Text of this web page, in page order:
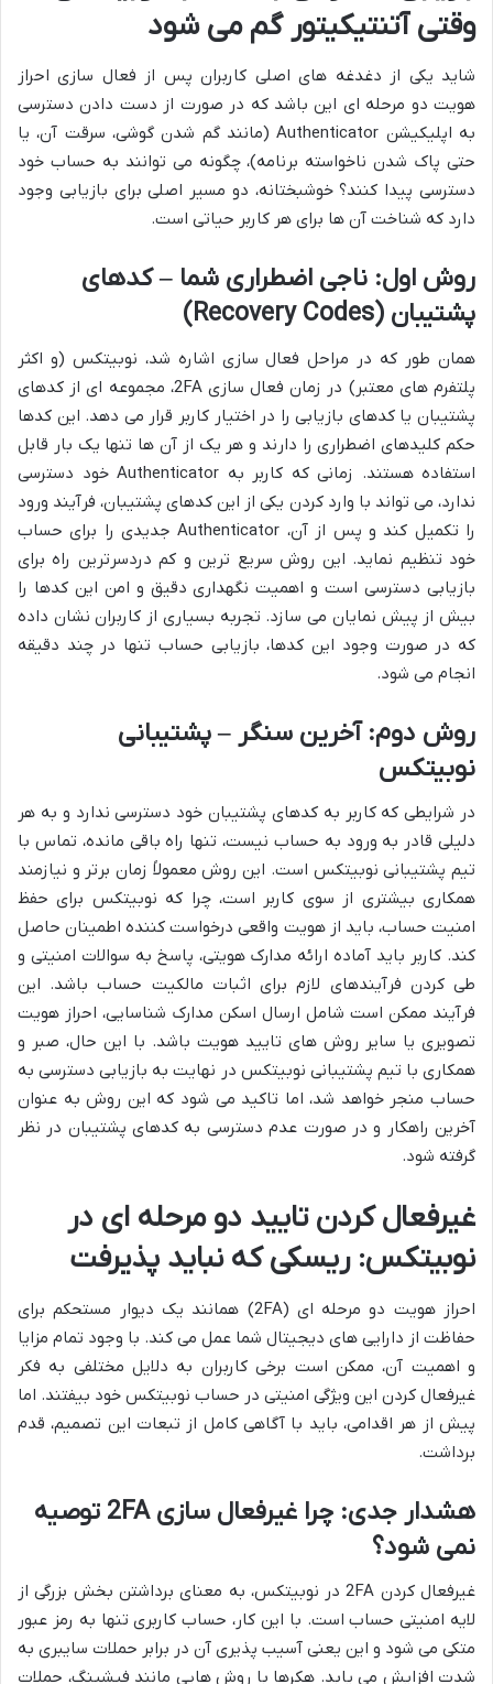
وقتی آتنتیکیتور گم می شود
شاید یکی از دغدغه های اصلی کاربران پس از فعال سازی احراز
هویت دو مرحله ای این باشد که در صورت از دست دادن دسترسی
به اپلیکیشن Authenticator (مانند گم شدن گوشی، سرقت آن، یا
حتی پاک شدن ناخواسته برنامه)، چگونه می توانند به حساب خود
دسترسی پیدا کنند؟ خوشبختانه، دو مسیر اصلی برای بازیابی وجود
دارد که شناخت آن ها برای هر کاربر حیاتی است.
روش اول: ناجی اضطراری شما – کدهای
پشتیبان (Recovery Codes)
همان طور که در مراحل فعال سازی اشاره شد، نوبیتکس (و اکثر
پلتفرم های معتبر) در زمان فعال سازی 2FA، مجموعه ای از کدهای
پشتیبان یا کدهای بازیابی را در اختیار کاربر قرار می دهد. این کدها
حکم کلیدهای اضطراری را دارند و هر یک از آن ها تنها یک بار قابل
استفاده هستند. زمانی که کاربر به Authenticator خود دسترسی
ندارد، می تواند با وارد کردن یکی از این کدهای پشتیبان، فرآیند ورود
را تکمیل کند و پس از آن، Authenticator جدیدی را برای حساب
خود تنظیم نماید. این روش سریع ترین و کم دردسرترین راه برای
بازیابی دسترسی است و اهمیت نگهداری دقیق و امن این کدها را
بیش از پیش نمایان می سازد. تجربه بسیاری از کاربران نشان داده
که در صورت وجود این کدها، بازیابی حساب تنها در چند دقیقه
انجام می شود.
روش دوم: آخرین سنگر – پشتیبانی
نوبیتکس
در شرایطی که کاربر به کدهای پشتیبان خود دسترسی ندارد و به هر
دلیلی قادر به ورود به حساب نیست، تنها راه باقی مانده، تماس با
تیم پشتیبانی نوبیتکس است. این روش معمولاً زمان برتر و نیازمند
همکاری بیشتری از سوی کاربر است، چرا که نوبیتکس برای حفظ
امنیت حساب، باید از هویت واقعی درخواست کننده اطمینان حاصل
کند. کاربر باید آماده ارائه مدارک هویتی، پاسخ به سوالات امنیتی و
طی کردن فرآیندهای لازم برای اثبات مالکیت حساب باشد. این
فرآیند ممکن است شامل ارسال اسکن مدارک شناسایی، احراز هویت
تصویری یا سایر روش های تایید هویت باشد. با این حال، صبر و
همکاری با تیم پشتیبانی نوبیتکس در نهایت به بازیابی دسترسی به
حساب منجر خواهد شد، اما تاکید می شود که این روش به عنوان
آخرین راهکار و در صورت عدم دسترسی به کدهای پشتیبان در نظر
گرفته شود.
غیرفعال کردن تایید دو مرحله ای در
نوبیتکس: ریسکی که نباید پذیرفت
احراز هویت دو مرحله ای (2FA) همانند یک دیوار مستحکم برای
حفاظت از دارایی های دیجیتال شما عمل می کند. با وجود تمام مزایا
و اهمیت آن، ممکن است برخی کاربران به دلایل مختلفی به فکر
غیرفعال کردن این ویژگی امنیتی در حساب نوبیتکس خود بیفتند. اما
پیش از هر اقدامی، باید با آگاهی کامل از تبعات این تصمیم، قدم
برداشت.
هشدار جدی: چرا غیرفعال سازی 2FA توصیه
نمی شود؟
غیرفعال کردن 2FA در نوبیتکس، به معنای برداشتن بخش بزرگی از
لایه امنیتی حساب است. با این کار، حساب کاربری تنها به رمز عبور
متکی می شود و این یعنی آسیب پذیری آن در برابر حملات سایبری به
شدت افزایش می یابد. هکرها با روش هایی مانند فیشینگ، حملات